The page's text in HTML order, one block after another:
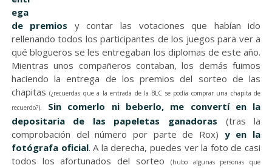
ega
de premios y contar las votaciones que habían ido
rellenando todos los participantes de los juegos para ver a
qué blogueros se les entregaban los diplomas de este año.
Mientras unos compañeros contaban, los demás fuimos
haciendo la entrega de los premios del sorteo de las
chapitas(¿recuerdas que a la entrada de la BLC se podía comprar una chapita de
recuerdo?). Sin comerlo ni beberlo, me convertí en la
depositaria de las papeletas ganadoras (tras la
comprobación del número por parte de Rox) y en la
fotógrafa oficial. A la derecha, puedes ver la foto de casi
todos los afortunados del sorteo
(hubo algunas personas que